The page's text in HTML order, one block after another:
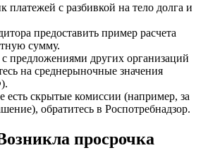
платежей с разбивкой на тело долга и
предоставить пример расчета
сумму.
предложениями других организаций
на среднерыночные значения
есть скрытые комиссии (например, за
обратитесь в Роспотребнадзор.
просрочка